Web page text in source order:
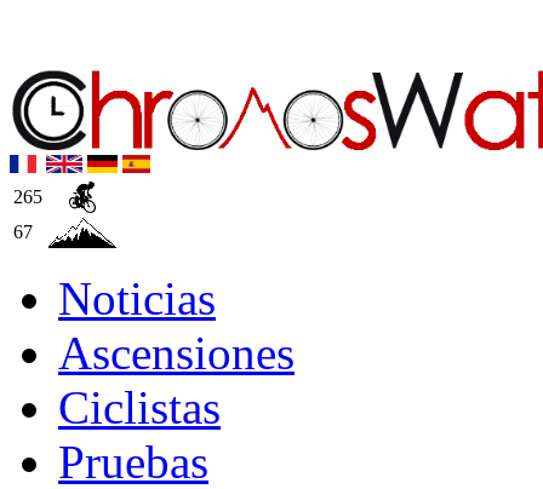
265
67
Noticias
Ascensiones
Ciclistas
Pruebas